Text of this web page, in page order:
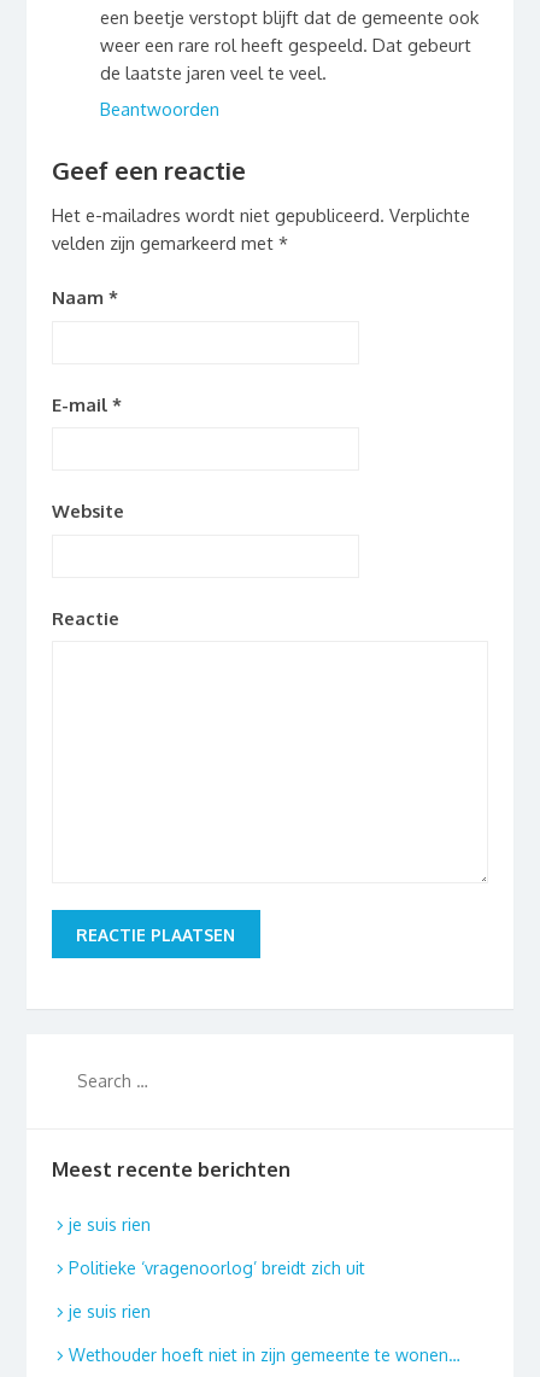
een beetje verstopt blijft dat de gemeente ook
weer een rare rol heeft gespeeld. Dat gebeurt
de laatste jaren veel te veel.
Beantwoorden
Geef een reactie
Het e-mailadres wordt niet gepubliceerd. Verplichte
velden zijn gemarkeerd met *
Naam *
E-mail *
Website
Reactie
Meest recente berichten
je suis rien
Politieke ‘vragenoorlog’ breidt zich uit
je suis rien
Wethouder hoeft niet in zijn gemeente te wonen…